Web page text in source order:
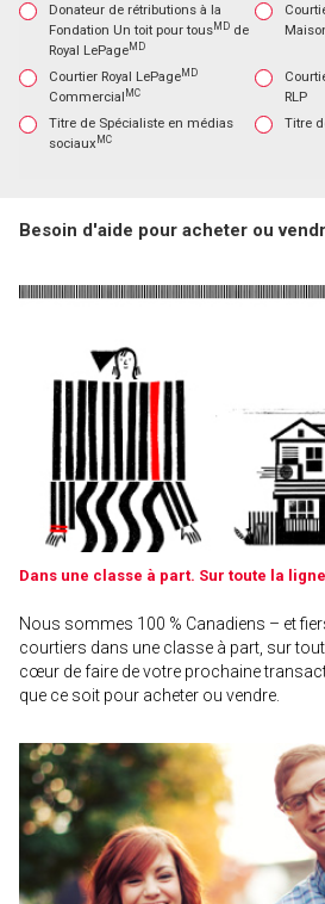
Donateur de rétributions à la
Fondation Un toit pour tousMDde
Royal LePageMD
CLHMS
Courtier Royal LePageMD
Commercial MC RLP
Titre de Spécialiste en médias
sociaux MC
Titre
Besoin d'aide pour acheter ou
Dans une classe à part. Sur toute la
Nous sommes 100 % Canadiens – et
courtiers dans une classe à part, sur
cœur de faire de votre prochaine
que ce soit pour acheter ou vendre.